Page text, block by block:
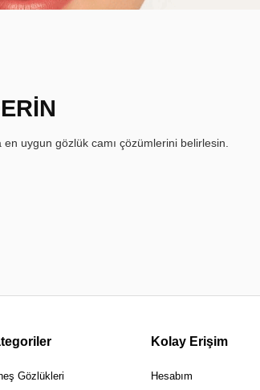
uygun gözlük camı çözümlerini belirlesin.
Gözlükleri
Kolay Erişim
Hesabım